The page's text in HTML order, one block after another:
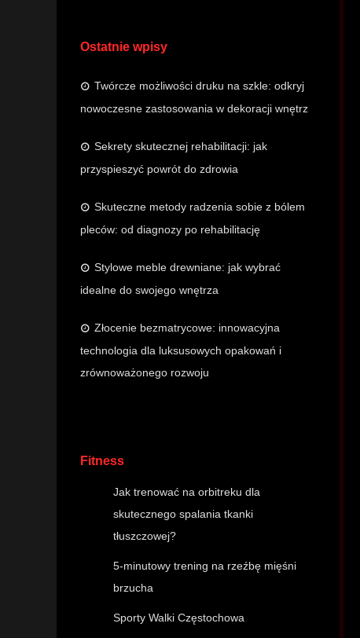
Ostatnie wpisy
Twórcze możliwości druku na szkle: odkryj
nowoczesne zastosowania w dekoracji wnętrz
Sekrety skutecznej rehabilitacji: jak
przyspieszyć powrót do zdrowia
Skuteczne metody radzenia sobie z bólem
pleców: od diagnozy po rehabilitację
Stylowe meble drewniane: jak wybrać
idealne do swojego wnętrza
Złocenie bezmatrycowe: innowacyjna
technologia dla luksusowych opakowań i
zrównoważonego rozwoju
Fitness
Jak trenować na orbitreku dla
skutecznego spalania tkanki
tłuszczowej?
5-minutowy trening na rzeźbę mięśni
brzucha
Sporty Walki Częstochowa